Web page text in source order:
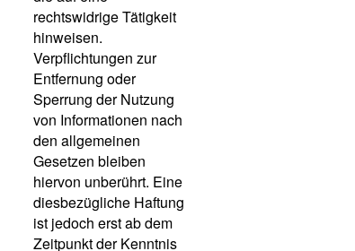
rechtswidrige Tätigkeit
hinweisen.
Verpflichtungen zur
Entfernung oder
Sperrung der Nutzung
von Informationen nach
den allgemeinen
Gesetzen bleiben
hiervon unberührt. Eine
diesbezügliche Haftung
ist jedoch erst ab dem
Zeitpunkt der Kenntnis